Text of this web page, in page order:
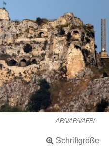
APA/APA/AFP/-
Schriftgröße